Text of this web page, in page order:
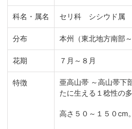
科名・属名 セリ科 シシウド属
分布 本州（東北地方南部
花期 ７月～８月
特徴
亜高山帯 ～高山帯下
たに生える１稔性の多
高さ５０～１５０cm。